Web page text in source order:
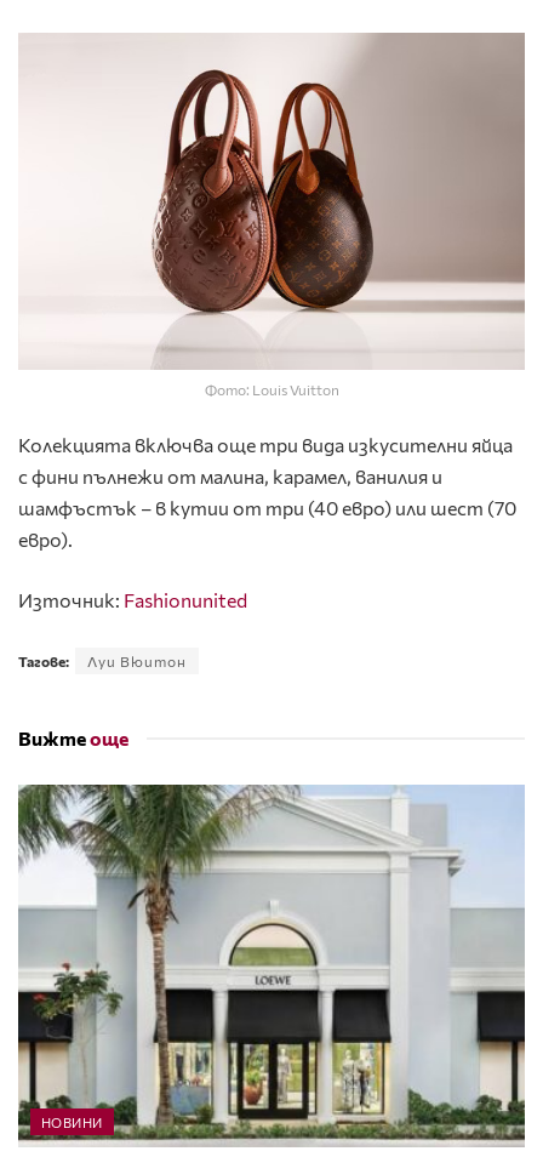
Фото: Louis Vuitton
Колекцията включва още три вида изкусителни яйца
с фини пълнежи от малина, карамел, ванилия и
шамфъстък – в кутии от три (40 евро) или шест (70
евро).
Източник: Fashionunited
Тагове: Луи Вюитон
Вижтеоще
НОВИНИ